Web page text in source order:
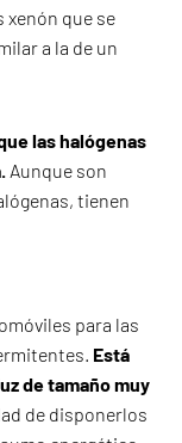
xenón que se
a la de un
las halógenas
Aunque son
tienen
para las
Está
de tamaño muy
de disponerlos